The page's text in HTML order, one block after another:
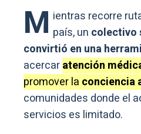
M ientras recorre
país, un colectivo
convirtió en una
acercaratención
promover la conciencia
comunidades donde el
servicios es limitado.